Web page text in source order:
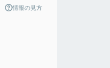
情報の見方